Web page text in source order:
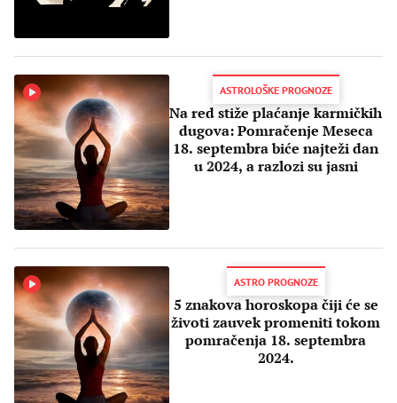
ASTROLOŠKE PROGNOZE
Na red stiže plaćanje karmičkih
dugova: Pomračenje Meseca
18. septembra biće najteži dan
u 2024, a razlozi su jasni
ASTRO PROGNOZE
5 znakova horoskopa čiji će se
životi zauvek promeniti tokom
pomračenja 18. septembra
2024.